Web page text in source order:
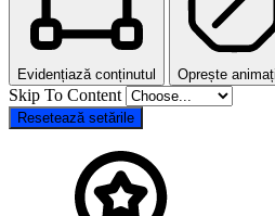
Evidențiază conținutul Oprește
Skip To Content
Resetează setările